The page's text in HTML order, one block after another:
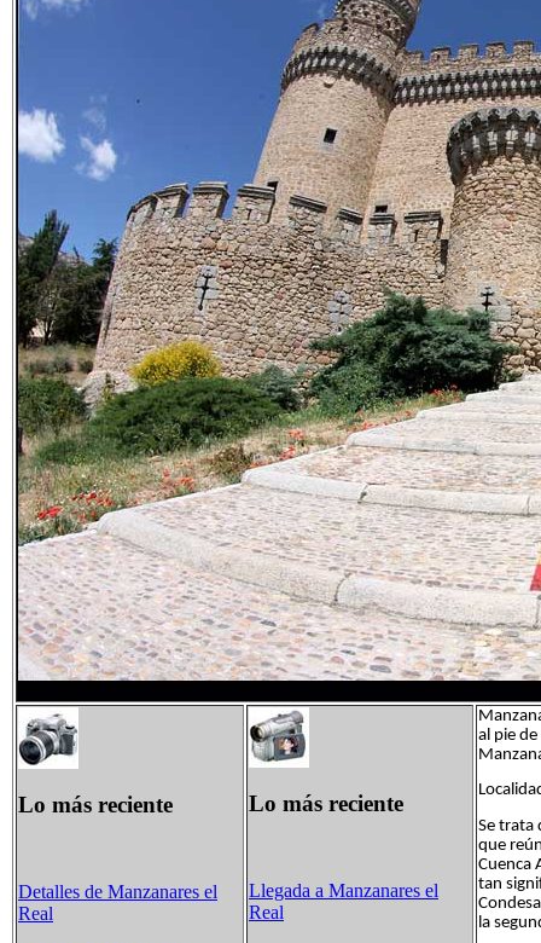
Lo más reciente
Detalles de Manzanares el
Real
Lo más reciente
Llegada a Manzanares el
Real
al pie
Se trata
que
Cuenca
tan
la